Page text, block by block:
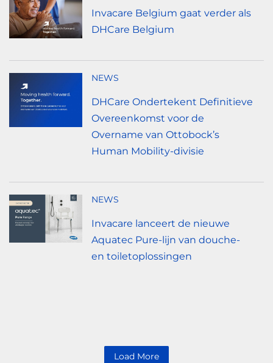
Invacare Belgium gaat verder als
DHCare Belgium
NEWS
DHCare Ondertekent Definitieve
Overeenkomst voor de
Overname van Ottobock’s
Human Mobility-divisie
NEWS
Invacare lanceert de nieuwe
Aquatec Pure-lijn van douche-
en toiletoplossingen
Load More